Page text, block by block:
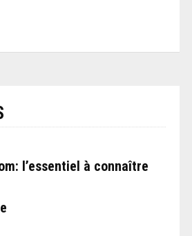
l’essentiel à connaître